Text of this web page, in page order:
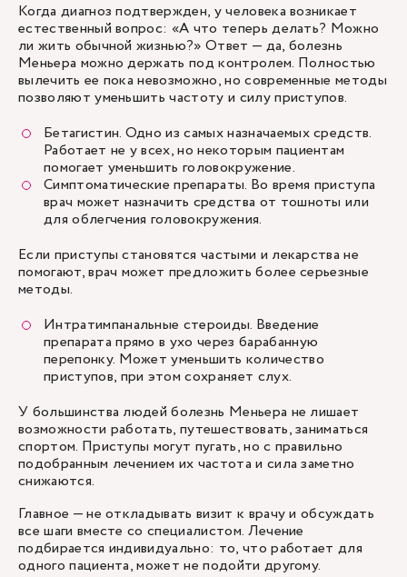
Когда диагноз подтвержден, у человека возникает
естественный вопрос: «А что теперь делать? Можно
ли жить обычной жизнью?» Ответ — да, болезнь
Меньера можно держать под контролем. Полностью
вылечить ее пока невозможно, но современные методы
позволяют уменьшить частоту и силу приступов.
Бетагистин. Одно из самых назначаемых средств.
Работает не у всех, но некоторым пациентам
помогает уменьшить головокружение.
Симптоматические препараты. Во время приступа
врач может назначить средства от тошноты или
для облегчения головокружения.
Если приступы становятся частыми и лекарства не
помогают, врач может предложить более серьезные
методы.
Интратимпанальные стероиды. Введение
препарата прямо в ухо через барабанную
перепонку. Может уменьшить количество
приступов, при этом сохраняет слух.
У большинства людей болезнь Меньера не лишает
возможности работать, путешествовать, заниматься
спортом. Приступы могут пугать, но с правильно
подобранным лечением их частота и сила заметно
снижаются.
Главное — не откладывать визит к врачу и обсуждать
все шаги вместе со специалистом. Лечение
подбирается индивидуально: то, что работает для
одного пациента, может не подойти другому.